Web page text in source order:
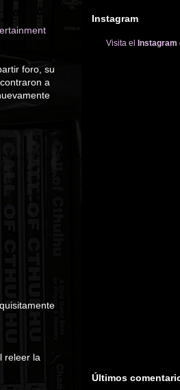
foro, su
a
releer la
Instagram
Visita el Instagram
Últimos